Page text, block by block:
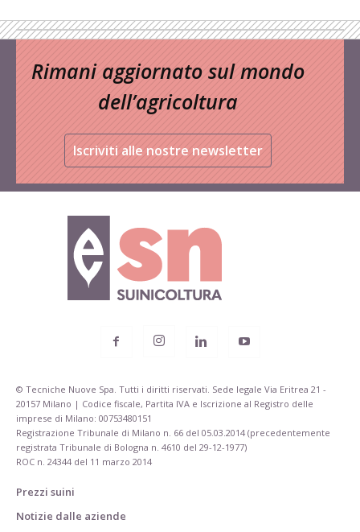
Rimani aggiornato sul mondo
dell’agricoltura
Iscriviti alle nostre newsletter
© Tecniche Nuove Spa. Tutti i diritti riservati. Sede legale Via Eritrea 21 -
20157 Milano | Codice fiscale, Partita IVA e Iscrizione al Registro delle
imprese di Milano: 00753480151
Registrazione Tribunale di Milano n. 66 del 05.03.2014 (precedentemente
registrata Tribunale di Bologna n. 4610 del 29-12-1977)
ROC n. 24344 del 11 marzo 2014
Prezzi suini
Notizie dalle aziende